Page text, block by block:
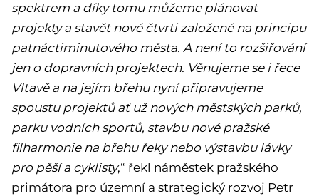
spektrem a díky tomu můžeme plánovat
projekty a stavět nové čtvrti založené na principu
patnáctiminutového města. A není to rozšiřování
jen o dopravních projektech. Věnujeme se i řece
Vltavě a na jejím břehu nyní připravujeme
spoustu projektů ať už nových městských parků,
parku vodních sportů, stavbu nové pražské
filharmonie na břehu řeky nebo výstavbu lávky
pro pěší a cyklisty,“ řekl náměstek pražského
primátora pro územní a strategický rozvoj Petr